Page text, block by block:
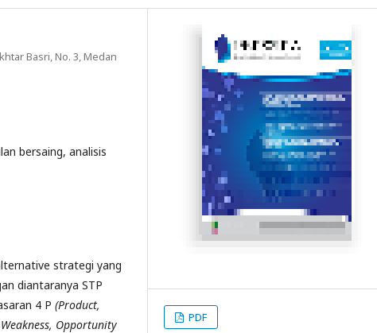
Basri, No. 3, Medan
bersaing, analisis
strategi yang
diantaranya STP
4 P (Product,
Opportunity
PDF